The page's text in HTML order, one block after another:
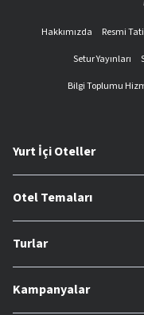
Hakkımızda Resmi
Setur Yayınları
Bilgi Toplumu
Yurt İçi Oteller
Otel Temaları
Turlar
Kampanyalar